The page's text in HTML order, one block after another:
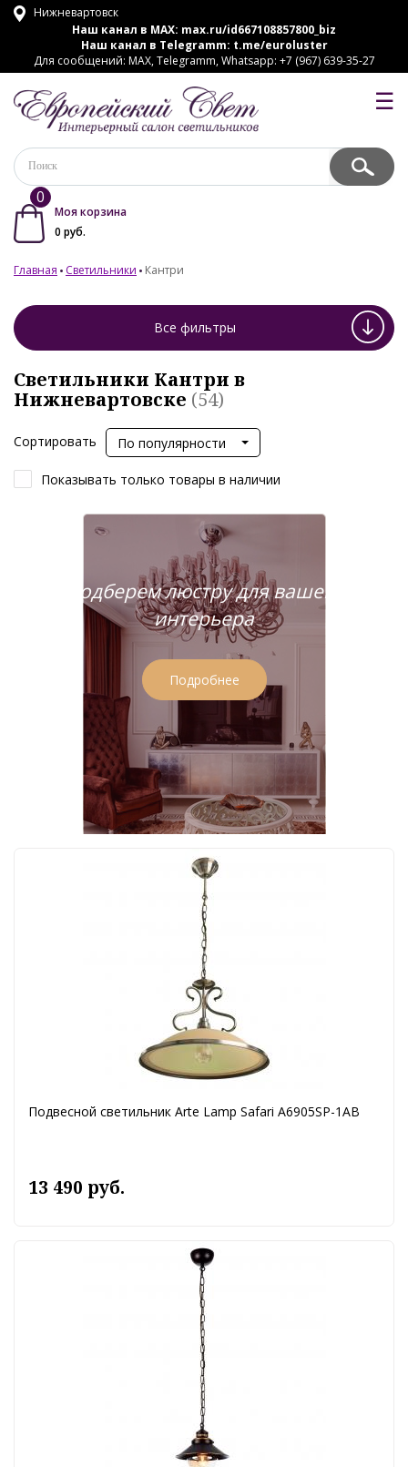
Нижневартовск
Наш канал в MAX: max.ru/id667108857800_biz
Наш канал в Telegramm: t.me/euroluster
Для сообщений: MAX, Telegramm, Whatsapp: +7 (967) 639-35-27
☰
0
Моя корзина
0 руб.
Главная Светильники Кантри
Все фильтры
Светильники Кантри в
Нижневартовске (54)
Сортировать По популярности
Показывать только товары в наличии
Подберем люстру для вашего
интерьера
Подробнее
Подвесной светильник Arte Lamp Safari A6905SP-1AB
13 490 руб.